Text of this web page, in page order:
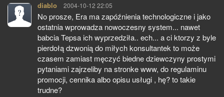
diablo pisze:
2004-10-12 22:05
No prosze, Era ma zapóźnienia technologiczne i jako
ostatnia wprowadza nowoczesny system... nawet
babcia Tepsa ich wyprzedziła.. ech... a ci ktorzy z byle
pierdołą dzwonią do miłych konsultantek to może
czasem zamiast męczyć biedne dziewczyny prostymi
pytaniami zajrzeliby na stronke www, do regulaminu
promocji, cennika albo opisu usługi , hę? to takie
trudne?